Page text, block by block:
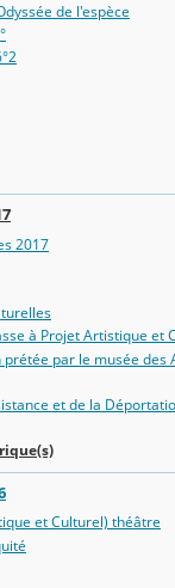
de l'espèce
2017
à Projet Artistique et
par le musée des
et de la
et Culturel) théâtre